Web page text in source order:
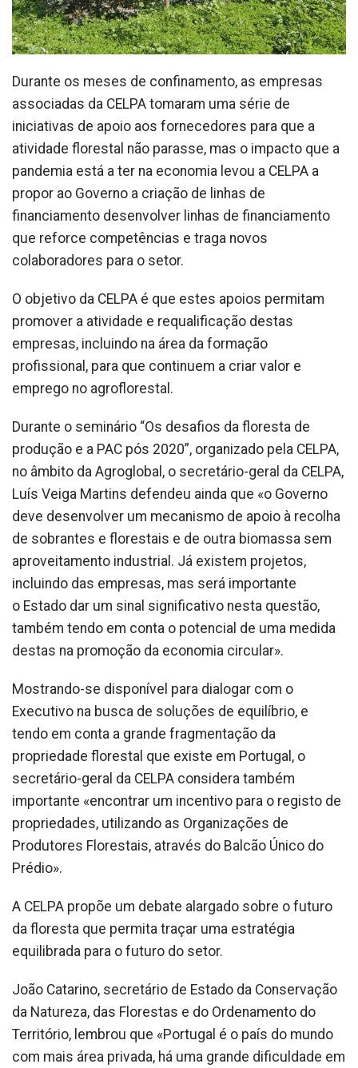
Durante os meses de confinamento, as empresas
associadas da CELPA tomaram uma série de
iniciativas de apoio aos fornecedores para que a
atividade florestal não parasse, mas o impacto que a
pandemia está a ter na economia levou a CELPA a
propor ao Governo a criação de linhas de
financiamento desenvolver linhas de financiamento
que reforce competências e traga novos
colaboradores para o setor.
O objetivo da CELPA é que estes apoios permitam
promover a atividade e requalificação destas
empresas, incluindo na área da formação
profissional, para que continuem a criar valor e
emprego no agroflorestal.
Durante o seminário “Os desafios da floresta de
produção e a PAC pós 2020”, organizado pela CELPA,
no âmbito da Agroglobal, o secretário-geral da CELPA,
Luís Veiga Martins defendeu ainda que «o Governo
deve desenvolver um mecanismo de apoio à recolha
de sobrantes e florestais e de outra biomassa sem
aproveitamento industrial. Já existem projetos,
incluindo das empresas, mas será importante
o Estado dar um sinal significativo nesta questão,
também tendo em conta o potencial de uma medida
destas na promoção da economia circular».
Mostrando-se disponível para dialogar com o
Executivo na busca de soluções de equilíbrio, e
tendo em conta a grande fragmentação da
propriedade florestal que existe em Portugal, o
secretário-geral da CELPA considera também
importante «encontrar um incentivo para o registo de
propriedades, utilizando as Organizações de
Produtores Florestais, através do Balcão Único do
Prédio».
A CELPA propõe um debate alargado sobre o futuro
da floresta que permita traçar uma estratégia
equilibrada para o futuro do setor.
João Catarino, secretário de Estado da Conservação
da Natureza, das Florestas e do Ordenamento do
Território, lembrou que «Portugal é o país do mundo
com mais área privada, há uma grande dificuldade em